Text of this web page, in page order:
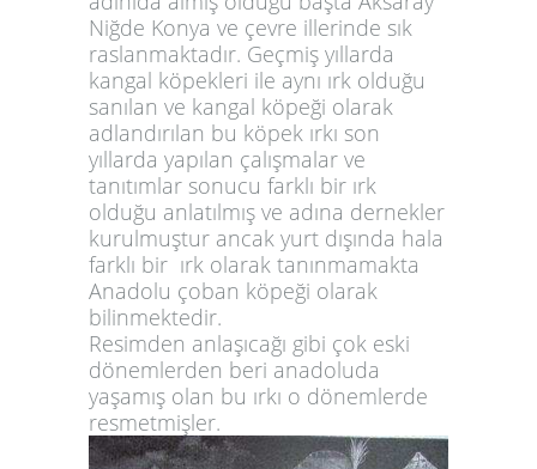
Niğde Konya ve çevre illerinde sık
raslanmaktadır. Geçmiş yıllarda
kangal köpekleri ile aynı ırk olduğu
sanılan ve kangal köpeği olarak
adlandırılan bu köpek ırkı son
yıllarda yapılan çalışmalar ve
tanıtımlar sonucu farklı bir ırk
olduğu anlatılmış ve adına dernekler
kurulmuştur ancak yurt dışında hala
farklı bir ırk olarak tanınmamakta
Anadolu çoban köpeği olarak
bilinmektedir.
Resimden anlaşıcağı gibi çok eski
dönemlerden beri anadoluda
yaşamış olan bu ırkı o dönemlerde
resmetmişler.